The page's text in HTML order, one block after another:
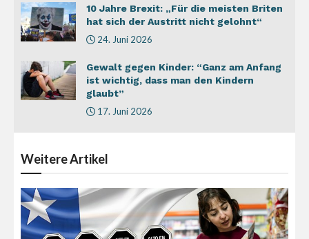
10 Jahre Brexit: „Für die meisten Briten
hat sich der Austritt nicht gelohnt“
24. Juni 2026
Gewalt gegen Kinder: “Ganz am Anfang
ist wichtig, dass man den Kindern
glaubt”
17. Juni 2026
WeitereArtikel